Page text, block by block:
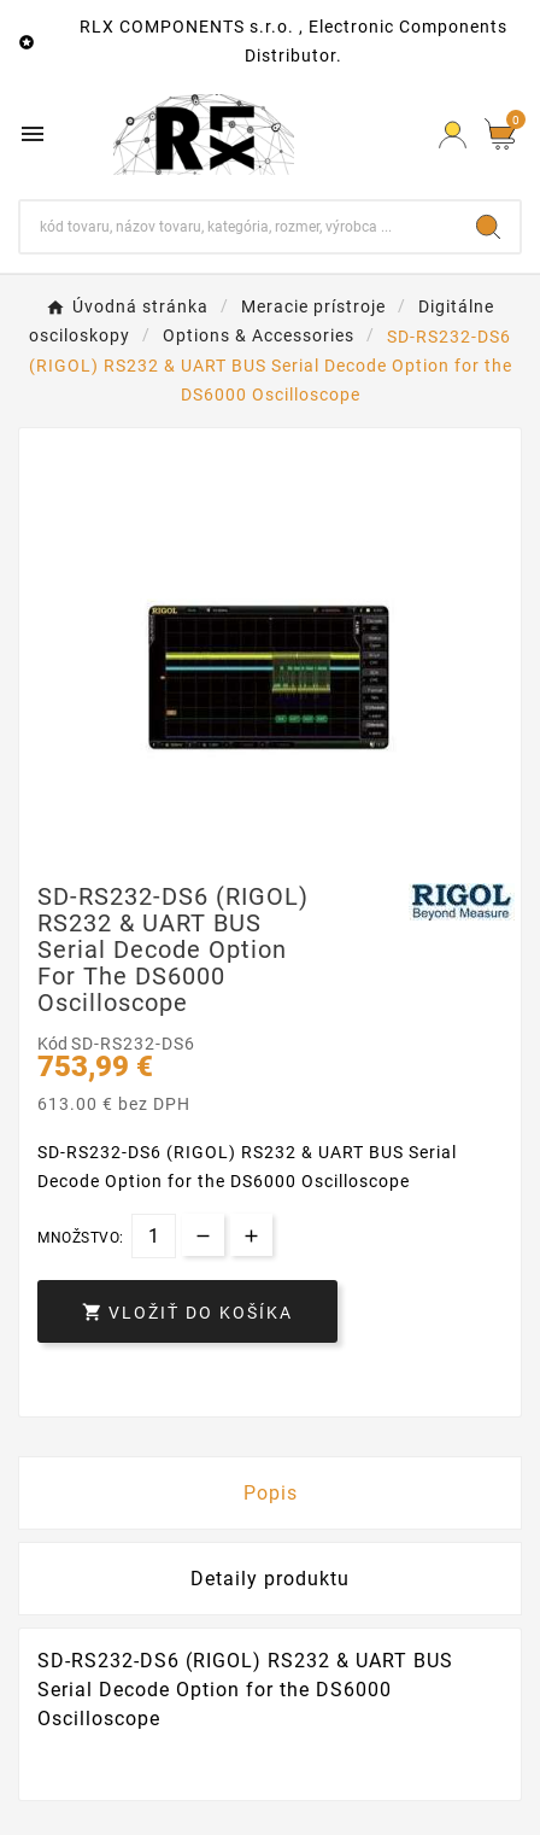

RLX COMPONENTS s.r.o. , Electronic Components
Distributor.
 0
Úvodná stránka Meracie prístroje
Digitálne
osciloskopy
Options & Accessories
SD-RS232-DS6
(RIGOL) RS232 & UART BUS Serial Decode Option for the
DS6000 Oscilloscope
SD-RS232-DS6 (RIGOL)
RS232 & UART BUS
Serial Decode Option
For The DS6000
Oscilloscope
Kód SD-RS232-DS6
753,99 €
613.00 € bez DPH
SD-RS232-DS6 (RIGOL) RS232 & UART BUS Serial
Decode Option for the DS6000 Oscilloscope
MNOŽSTVO:
 VLOŽIŤ DO KOŠÍKA
Popis
Detaily produktu
SD-RS232-DS6 (RIGOL) RS232 & UART BUS
Serial Decode Option for the DS6000
Oscilloscope